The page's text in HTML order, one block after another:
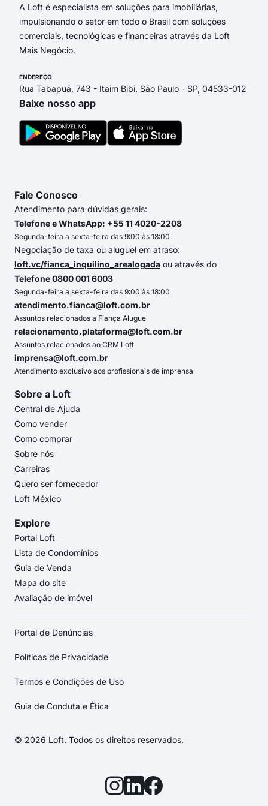
A Loft é especialista em soluções para imobiliárias,
impulsionando o setor em todo o Brasil com soluções
comerciais, tecnológicas e financeiras através da Loft
Mais Negócio.
ENDEREÇO
Rua Tabapuã, 743 - Itaim Bibi, São Paulo - SP, 04533-012
Baixe nosso app
Fale Conosco
Atendimento para dúvidas gerais:
Telefone e WhatsApp: +55 11 4020-2208
Segunda-feira a sexta-feira das 9:00 às 18:00
Negociação de taxa ou aluguel em atraso:
loft.vc/fianca_inquilino_arealogada ou através do
Telefone 0800 001 6003
Segunda-feira a sexta-feira das 9:00 às 18:00
atendimento.fianca@loft.com.br
Assuntos relacionados a Fiança Aluguel
relacionamento.plataforma@loft.com.br
Assuntos relacionados ao CRM Loft
imprensa@loft.com.br
Atendimento exclusivo aos profissionais de imprensa
Sobre a Loft
Central de Ajuda
Como vender
Como comprar
Sobre nós
Carreiras
Quero ser fornecedor
Loft México
Explore
Portal Loft
Lista de Condomínios
Guia de Venda
Mapa do site
Avaliação de imóvel
Portal de Denúncias
Políticas de Privacidade
Termos e Condições de Uso
Guia de Conduta e Ética
© 2026 Loft. Todos os direitos reservados.